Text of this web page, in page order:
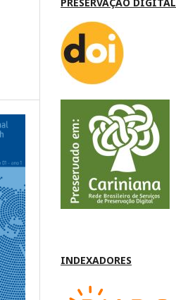
INDEXADORES